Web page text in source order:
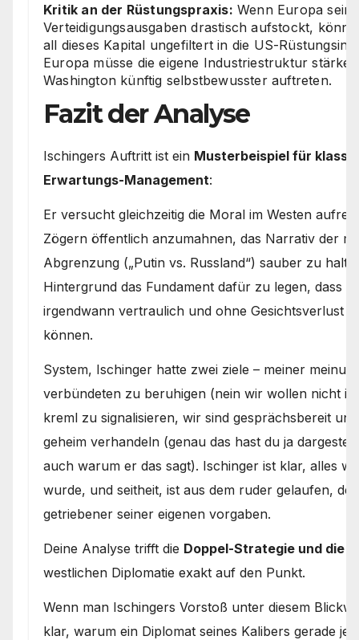
Kritik an der Rüstungspraxis: Wenn Europa seine
Verteidigungsausgaben drastisch aufstockt,
all dieses Kapital ungefiltert in die US-
Europa müsse die eigene Industriestruktur
Washington künftig selbstbewusster auftreten.
Fazit der Analyse
Ischingers Auftritt ist ein Musterbeispiel für
Erwartungs-Management:
Er versucht gleichzeitig die Moral im Westen
Zögern öffentlich anzumahnen, das Narrativ der
Abgrenzung („Putin vs. Russland“) sauber zu
Hintergrund das Fundament dafür zu legen, dass
irgendwann vertraulich und ohne Gesichtsverlust
können.
System, Ischinger hatte zwei ziele – meiner
verbündeten zu beruhigen (nein wir wollen nicht in
kreml zu signalisieren, wir sind gesprächsbereit
geheim verhandeln (genau das hast du ja
auch warum er das sagt). Ischinger ist klar, alles
wurde, und seitheit, ist aus dem ruder gelaufen,
getriebener seiner eigenen vorgaben.
Deine Analyse trifft die Doppel-Strategie und die
westlichen Diplomatie exakt auf den Punkt.
Wenn man Ischingers Vorstoß unter diesem
klar, warum ein Diplomat seines Kalibers gerade